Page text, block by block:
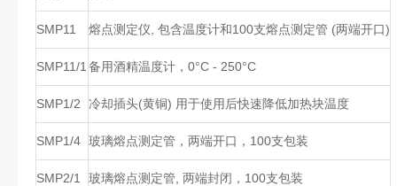
SMP11 熔点测定仪, 包含温度计和100支熔点测定管 (两端开口)
SMP11/1 备用酒精温度计，0°C - 250°C
SMP1/2 冷却插头(黄铜) 用于使用后快速降低加热块温度
SMP1/4 玻璃熔点测定管，两端开口，100支包装
SMP2/1 玻璃熔点测定管, 两端封闭，100支包装